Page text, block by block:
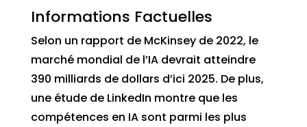
Informations Factuelles
Selon un rapport de McKinsey de 2022, le
marché mondial de l’IA devrait atteindre
390 milliards de dollars d’ici 2025. De plus,
une étude de LinkedIn montre que les
compétences en IA sont parmi les plus